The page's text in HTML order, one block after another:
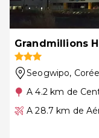
Grandmillions
Seogwipo,
A 4.2 km de
A 28.7 km de